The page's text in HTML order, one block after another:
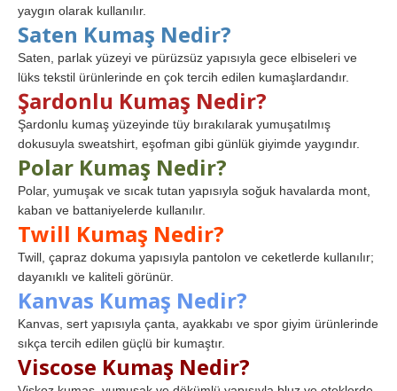
yaygın olarak kullanılır.
Saten Kumaş Nedir?
Saten, parlak yüzeyi ve pürüzsüz yapısıyla gece elbiseleri ve
lüks tekstil ürünlerinde en çok tercih edilen kumaşlardandır.
Şardonlu Kumaş Nedir?
Şardonlu kumaş yüzeyinde tüy bırakılarak yumuşatılmış
dokusuyla sweatshirt, eşofman gibi günlük giyimde yaygındır.
Polar Kumaş Nedir?
Polar, yumuşak ve sıcak tutan yapısıyla soğuk havalarda mont,
kaban ve battaniyelerde kullanılır.
Twill Kumaş Nedir?
Twill, çapraz dokuma yapısıyla pantolon ve ceketlerde kullanılır;
dayanıklı ve kaliteli görünür.
Kanvas Kumaş Nedir?
Kanvas, sert yapısıyla çanta, ayakkabı ve spor giyim ürünlerinde
sıkça tercih edilen güçlü bir kumaştır.
Viscose Kumaş Nedir?